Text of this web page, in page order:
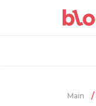
Main